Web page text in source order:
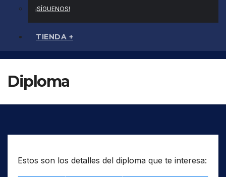
¡SÍGUENOS!
TIENDA +
Diploma
Estos son los detalles del diploma que te interesa: